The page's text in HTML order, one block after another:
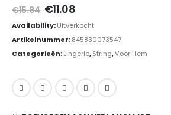
€15.84 Oorspronkelijke
prijs
was:
€15.84.
€11.08Huidige
is:
€11.08.
Availability:Uitverkocht
Artikelnummer:845830073547
Categorieën:Lingerie,String,Voor Hem